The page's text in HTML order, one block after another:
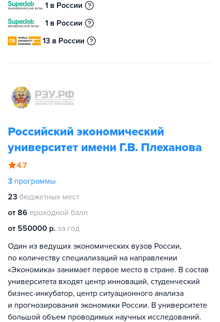
1 в России
1 в России
13 в России
Российский экономический
университет имени Г.В. Плеханова
4.7
3 программы
23 бюджетных мест
от 86 проходной балл
от 550000 р. за год
Один из ведущих экономических вузов России,
по количеству специализаций на направлении
«Экономика» занимает первое место в стране. В состав
университета входят центр инноваций, студенческий
бизнес-инкубатор, центр ситуационного анализа
и прогнозирования экономики России. В университете
большой объем проводимых научных исследований.